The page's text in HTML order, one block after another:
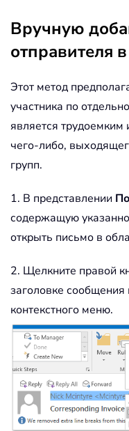
Вручную
отправителя
Этот метод
участника по
является
чего-либо,
групп.
1. В представлении
содержащую
открыть письмо в
2. Щелкните правой
заголовке сообщения
контекстного меню.